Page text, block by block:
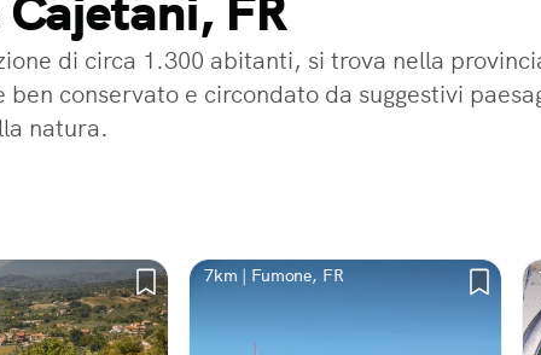
di circa 1.300 abitanti, si trova nella
conservato e circondato da suggestivi
natura.
7km | Fumone, FR